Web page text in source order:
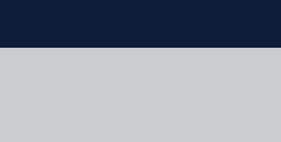
Skip to main content